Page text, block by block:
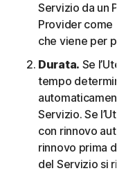
Servizio da un
Provider come
che viene per
Durata. Se
tempo
Servizio. Se
con rinnovo
rinnovo prima
del Servizio si